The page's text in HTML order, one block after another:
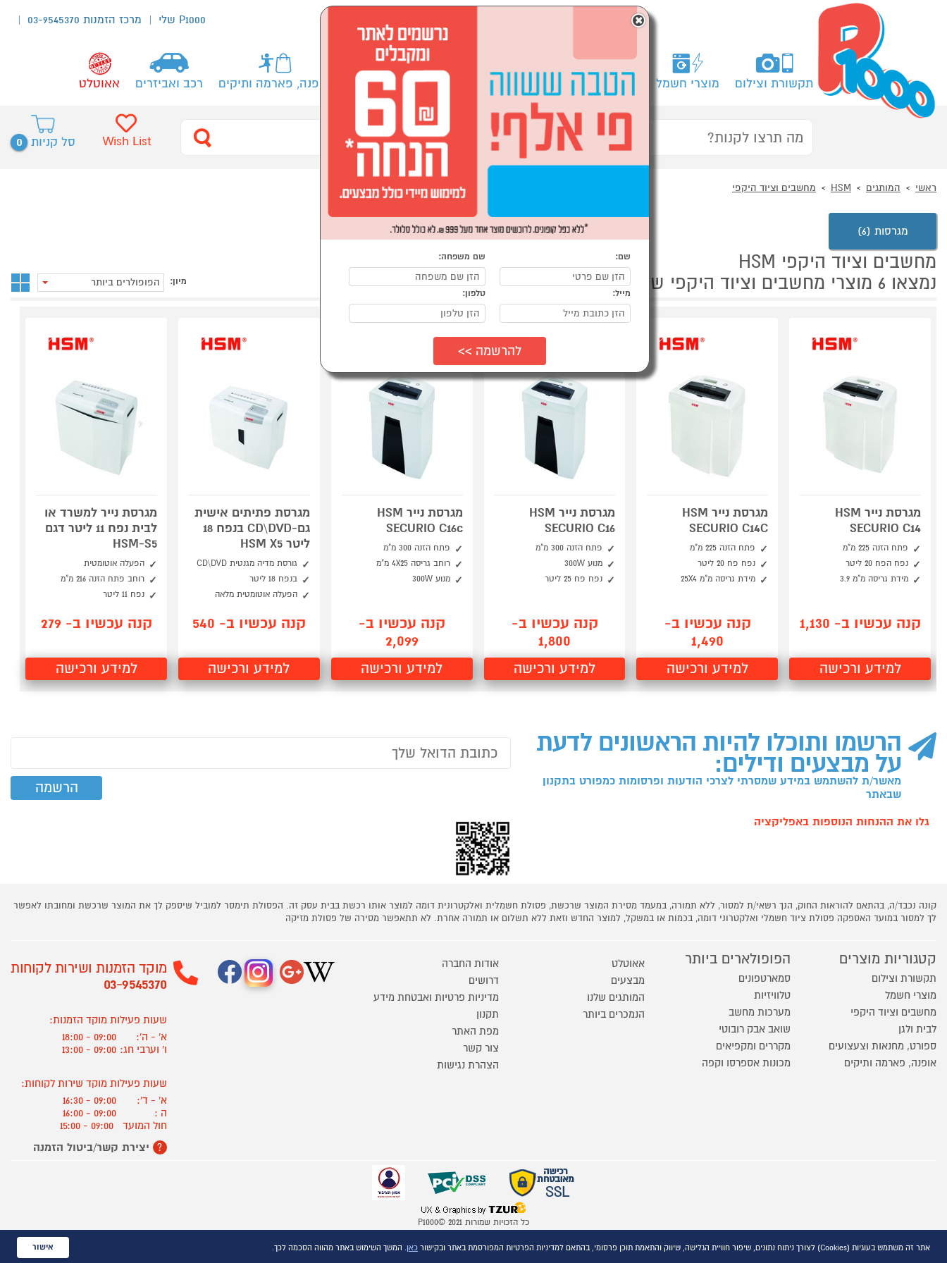
P1000 שלי מרכז הזמנות 03-9545370
תקשורת וצילום מוצרי חשמל מחשבים וציוד היקפי לבית ולגן ספורט, מחנאות וילדים אופנה, פארמה ותיקים רכב ואביזרים אאוטלט
סל קניות 0 Wish List
ראשי המותגים HSM מחשבים וציוד היקפי
מגרסות (6)
מחשבים וציוד היקפי HSM
נמצאו 6 מוצרי מחשבים וציוד היקפי של HSM
מיון: הפופולרים ביותר
מגרסת נייר HSM
SECURIO C14
פתח הזנה 225 מ"מ
נפח הפח 20 ליטר
מידת גריסה מ"מ 3.9
קנה עכשיו ב- 1,130
למידע ורכישה
מגרסת נייר HSM
SECURIO C14C
פתח הזנה 225 מ"מ
נפח פח 20 ליטר
מידת גריסה מ"מ 25X4
קנה עכשיו ב-
1,490
למידע ורכישה
מגרסת נייר HSM
SECURIO C16
פתח הזנה 300 מ"מ
מנוע 300W
נפח פח 25 ליטר
קנה עכשיו ב-
1,800
למידע ורכישה
מגרסת נייר HSM
SECURIO C16c
פתח הזנה 300 מ"מ
רוחב גריסה 4X25 מ"מ
מנוע 300W
קנה עכשיו ב-
2,099
למידע ורכישה
מגרסת פתיתים אישית
גם-CD\DVD בנפח 18
ליטר HSM X5
גורסת מדיה מגנטית CD\DVD
בנפח 18 ליטר
הפעלה אוטומטית מלאה
קנה עכשיו ב- 540
למידע ורכישה
מגרסת נייר למשרד או
לבית נפח 11 ליטר דגם
HSM-S5
הפעלה אוטומטית
רוחב פתח הזנה 216 מ"מ
נפח 11 ליטר
קנה עכשיו ב- 279
למידע ורכישה
הרשמו ותוכלו להיות הראשונים לדעת
על מבצעים ודילים:
מאשר/ת להשתמש במידע שמסרתי לצרכי הודעות ופרסומות כמפורט בתקנון
שבאתר
גלו את ההנחות הנוספות באפליקציה
קונה נכבד/ה, בהתאם להוראות החוק, הנך רשאי/ת למסור, ללא תמורה, במעמד מסירת המוצר שרכשת, פסולת חשמלית ואלקטרונית דומה למוצר אותו רכשת בבית עסק זה. הפסולת תימסר למוביל שיספק לך את המוצר שרכשת ומחובתו לאפשר
לך למסור במועד האספקה פסולת ציוד חשמלי ואלקטרוני דומה, בכמות או במשקל, למוצר החדש וזאת ללא תשלום או תמורה אחרת. לא תתאפשר מסירה של פסולת מזיקה
קטגוריות מוצרים
תקשורת וצילום
מוצרי חשמל
מחשבים וציוד היקפי
לבית ולגן
ספורט, מחנאות וצעצועים
אופנה, פארמה ותיקים
הפופולארים ביותר
סמארטפונים
טלוויזיות
מערכות מחשב
שואב אבק רובוטי
מקררים ומקפיאים
מכונות אספרסו וקפה
אאוטלט
מבצעים
המותגים שלנו
הנמכרים ביותר
אודות החברה
דרושים
מדיניות פרטיות ואבטחת מידע
תקנון
מפת האתר
צור קשר
הצהרת נגישות
מוקד הזמנות ושירות לקוחות
03-9545370
שעות פעילות מוקד הזמנות:
א' - ה':
09:00 - 18:00
ו' וערבי חג: 09:00 - 13:00
שעות פעילות מוקד שירות לקוחות:
א' - ד':
09:00 - 16:30
ה :
09:00 - 16:00
חול המועד
09:00 - 15:00
?
יצירת קשר/ביטול הזמנה
כל הזכויות שמורות P1000© 2021
ט.ל.ח.
אתר זה משתמש בעוגיות (Cookies) לצורך ניתוח נתונים, שיפור חוויית הגלישה, שיווק והתאמת תוכן פרסומי, בהתאם למדיניות הפרטיות המפורסמת באתר ובקישור כאן . המשך השימוש באתר מהווה הסכמה לכך. אישור
×
שם: שם משפחה:
מייל: טלפון: